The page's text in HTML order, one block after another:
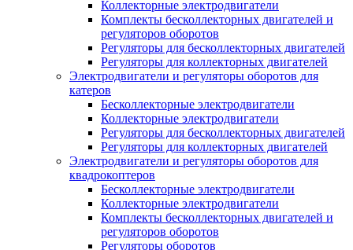
Коллекторные электродвигатели
Комплекты бесколлекторных двигателей и
регуляторов оборотов
Регуляторы для бесколлекторных двигателей
Регуляторы для коллекторных двигателей
Электродвигатели и регуляторы оборотов для
катеров
Бесколлекторные электродвигатели
Коллекторные электродвигатели
Регуляторы для бесколлекторных двигателей
Регуляторы для коллекторных двигателей
Электродвигатели и регуляторы оборотов для
квадрокоптеров
Бесколлекторные электродвигатели
Коллекторные электродвигатели
Комплекты бесколлекторных двигателей и
регуляторов оборотов
Регуляторы оборотов